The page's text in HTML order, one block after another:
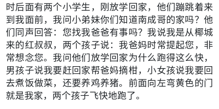
时后面有两个小学生，刚放学回家，他们蹦跳着来
到我面前，我问小弟妹你们知道南成哥的家吗？他
们同声回答：您找我爸爸有事吗？我说我是从椰城
来的红叔叔，两个孩子说：我爸妈时常提起您，非
常想念您。我问他们放学回家为什么跑得这么快，
男孩子说我要赶回家帮爸妈摘柑，小女孩说我要回
去煮饭做菜，还要养鸡养猪。前面向左弯黄色的门
就是我家，两个孩子飞快地跑了。